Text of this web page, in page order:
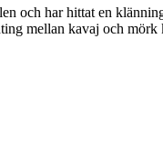
och har hittat en
mellan kavaj och